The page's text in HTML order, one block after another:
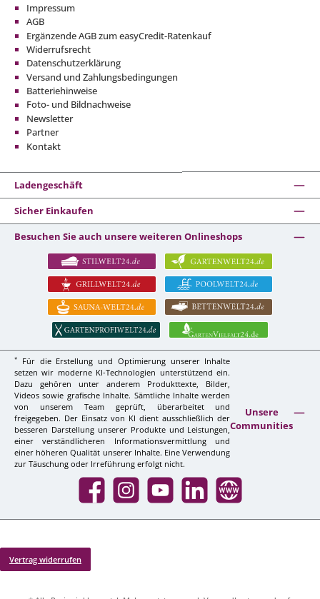
Impressum
AGB
Ergänzende AGB zum easyCredit-Ratenkauf
Widerrufsrecht
Datenschutzerklärung
Versand und Zahlungsbedingungen
Batteriehinweise
Foto- und Bildnachweise
Newsletter
Partner
Kontakt
Ladengeschäft
Sicher Einkaufen
Besuchen Sie auch unsere weiteren Onlineshops
*
Für die Erstellung und Optimierung unserer Inhalte
setzen wir moderne KI-Technologien unterstützend ein.
Dazu gehören unter anderem Produkttexte, Bilder,
Videos sowie grafische Inhalte. Sämtliche Inhalte werden
von unserem Team geprüft, überarbeitet und
freigegeben. Der Einsatz von KI dient ausschließlich der
besseren Darstellung unserer Produkte und Leistungen,
einer verständlicheren Informationsvermittlung und
einer höheren Qualität unserer Inhalte. Eine Verwendung
zur Täuschung oder Irreführung erfolgt nicht.
Unsere
Communities
Facebook InstagramYouTube LinkedIn Website
Vertrag widerrufen